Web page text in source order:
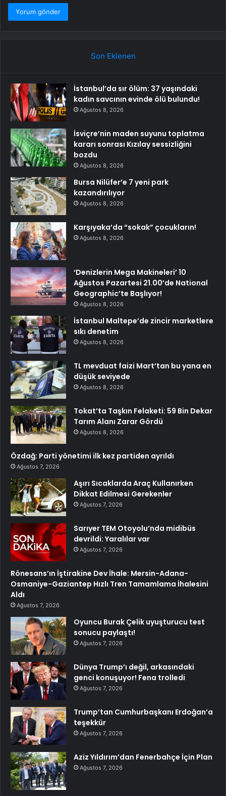
Son Eklenen
İstanbul’da sır ölüm: 37 yaşındaki
kadın savcının evinde ölü bulundu!
Ağustos 8, 2026
İsviçre’nin maden suyunu toplatma
kararı sonrası Kızılay sessizliğini
bozdu
Ağustos 8, 2026
Bursa Nilüfer’e 7 yeni park
kazandırılıyor
Ağustos 8, 2026
Karşıyaka’da “sokak” çocukların!
Ağustos 8, 2026
‘Denizlerin Mega Makineleri’ 10
Ağustos Pazartesi 21.00’de National
Geographic’te Başlıyor!
Ağustos 8, 2026
İstanbul Maltepe’de zincir marketlere
sıkı denetim
Ağustos 8, 2026
TL mevduat faizi Mart’tan bu yana en
düşük seviyede
Ağustos 8, 2026
Tokat’ta Taşkın Felaketi: 59 Bin Dekar
Tarım Alanı Zarar Gördü
Ağustos 8, 2026
Özdağ: Parti yönetimi ilk kez partiden ayrıldı
Ağustos 7, 2026
Aşırı Sıcaklarda Araç Kullanırken
Dikkat Edilmesi Gerekenler
Ağustos 7, 2026
Sarıyer TEM Otoyolu’nda midibüs
devrildi: Yaralılar var
Ağustos 7, 2026
Rönesans’ın İştirakine Dev İhale: Mersin-Adana-
Osmaniye-Gaziantep Hızlı Tren Tamamlama İhalesini
Aldı
Ağustos 7, 2026
Oyuncu Burak Çelik uyuşturucu test
sonucu paylaştı!
Ağustos 7, 2026
Dünya Trump’ı değil, arkasındaki
genci konuşuyor! Fena trolledi
Ağustos 7, 2026
Trump’tan Cumhurbaşkanı Erdoğan’a
teşekkür
Ağustos 7, 2026
Aziz Yıldırım’dan Fenerbahçe İçin Plan
Ağustos 7, 2026